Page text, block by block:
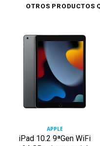
OTROS PRODUCTOS
APPLE
iPad 10.2 9ªGen WiFi